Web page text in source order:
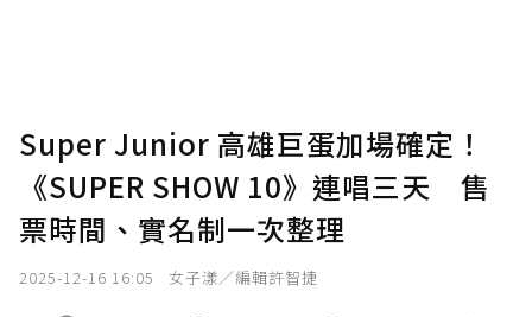
Super Junior 高雄巨蛋加場確定！
《SUPER SHOW 10》連唱三天 售
票時間、實名制一次整理
2025-12-16 16:05 女子漾／編輯許智捷